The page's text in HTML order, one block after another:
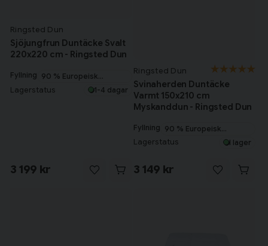
Ringsted Dun
Sjöjungfrun Duntäcke Svalt
220x220 cm - Ringsted Dun
Fyllning 90 % Europeisk
myskanddun
Lagerstatus 1-4 dagar
3 199 kr
Ringsted Dun
Svinaherden Duntäcke
Varmt 150x210 cm
Myskanddun - Ringsted Dun
Fyllning 90 % Europeisk
myskanddun
Lagerstatus I lager
3 149 kr